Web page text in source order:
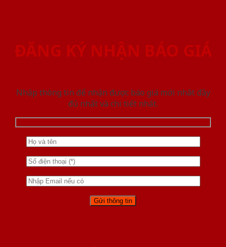
ĐĂNG KÝ NHẬN BÁO GIÁ
Nhập thông tin để nhận được báo giá mới nhât đầy
đủ nhất và chi tiết nhất.